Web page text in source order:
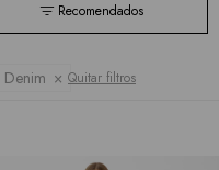
Recomendados
Denim Quitar filtros